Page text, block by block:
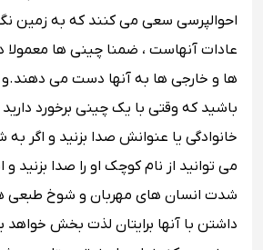
احوالپرسی سعی می کنند که به زمین
عادات آنهاست ، ضمنا چینی ‌ها معمولا
ها و خارجی ها به آنها دست می ‌دهند.و
باشید که وقتی با یک چینی برخورد دارید
خانوادگی یا عنوانش صدا بزنید و اگر به
می‌ توانید از نام کوچک او را صدا بزنید
شدت انسان های مهربان و شوخ ‌طبعی
داشتن با آنها برایتان لذت بخش خواهد